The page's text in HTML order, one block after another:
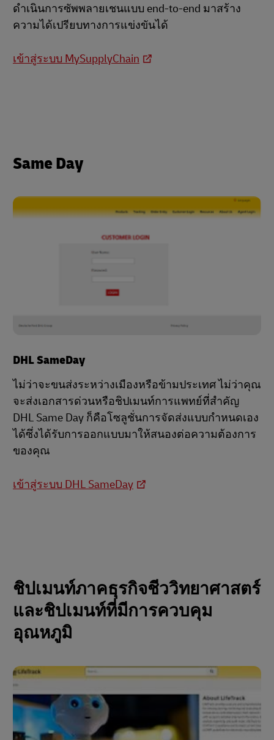
ดำเนินการซัพพลายเชนแบบ end-to-end มาสร้าง
ความได้เปรียบทางการแข่งขันได้
เข้าสู่ระบบ MySupplyChain
Same Day
DHL SameDay
ไม่ว่าจะขนส่งระหว่างเมืองหรือข้ามประเทศ ไม่ว่าคุณ
จะส่งเอกสารด่วนหรือชิปเมนท์การแพทย์ที่สำคัญ
DHL Same Day ก็คือโซลูชั่นการจัดส่งแบบกำหนดเอง
ได้ซึ่งได้รับการออกแบบมาให้สนองต่อความต้องการ
ของคุณ
เข้าสู่ระบบ DHL SameDay
ชิปเมนท์ภาคธุรกิจชีววิทยาศาสตร์
และชิปเมนท์ที่มีการควบคุม
อุณหภูมิ